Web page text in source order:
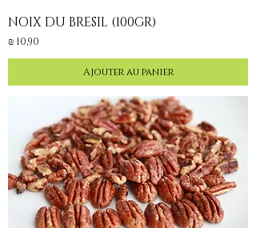
NOIX DU BRESIL (100GR)
Prix
10,90 ₪
Ajouter au panier